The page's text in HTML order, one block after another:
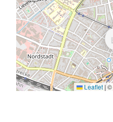
Leaflet | ©